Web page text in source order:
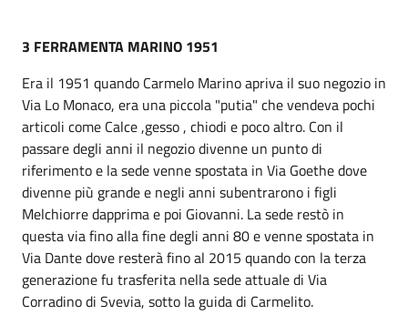
3 FERRAMENTA MARINO 1951
Era il 1951 quando Carmelo Marino apriva il suo negozio in
Via Lo Monaco, era una piccola "putia" che vendeva pochi
articoli come Calce ,gesso , chiodi e poco altro. Con il
passare degli anni il negozio divenne un punto di
riferimento e la sede venne spostata in Via Goethe dove
divenne più grande e negli anni subentrarono i figli
Melchiorre dapprima e poi Giovanni. La sede restò in
questa via fino alla fine degli anni 80 e venne spostata in
Via Dante dove resterà fino al 2015 quando con la terza
generazione fu trasferita nella sede attuale di Via
Corradino di Svevia, sotto la guida di Carmelito.